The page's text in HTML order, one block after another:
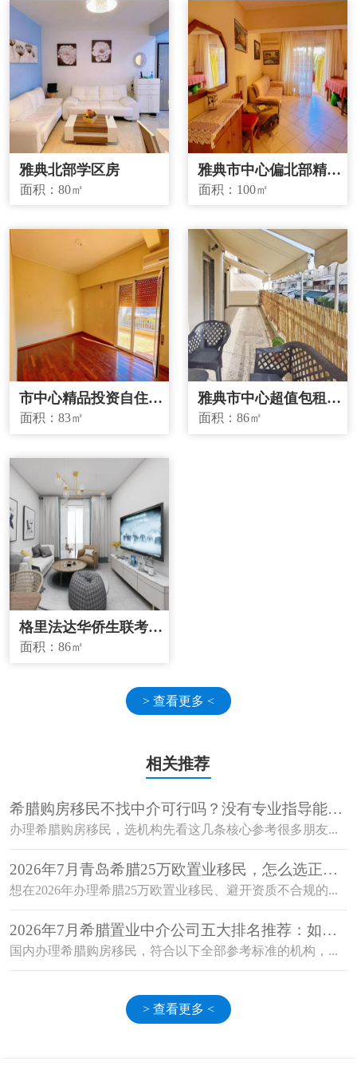
雅典北部学区房
面积：80㎡
雅典市中心偏北部精品
投资房源
面积： 100㎡
市中心精品投资自住两
宜房源
面积：83㎡
雅典市中心超值包租房
源
面积：86㎡
格里法达华侨生联考学
校学区房
面积：86㎡
> 查看更多 <
相关推荐
希腊购房移民不找中介可行吗？没有专业指导能顺
利获批吗？
办理希腊购房移民，选机构先看这几条核心参考很多朋友...
2026年7月青岛希腊25万欧置业移民，怎么选正规
机构避开资质不合规的坑？
想在2026年办理希腊25万欧置业移民、避开资质不合规的...
2026年7月希腊置业中介公司五大排名推荐：如何
选择值得信赖的机构？
国内办理希腊购房移民，符合以下全部参考标准的机构，...
> 查看更多 <